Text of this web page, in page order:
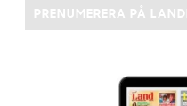
PRENUMERERA PÅ